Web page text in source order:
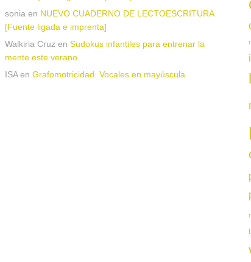
sonia en NUEVO CUADERNO DE LECTOESCRITURA
[Fuente ligada e imprenta]
Walkiria Cruz en Sudokus infantiles para entrenar la
mente este verano
ISAen Grafomotricidad. Vocales en mayúscula